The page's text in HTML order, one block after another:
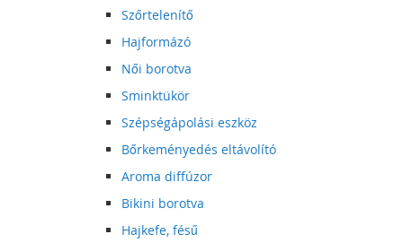
Szőrtelenítő
Hajformázó
Női borotva
Sminktükör
Szépségápolási eszköz
Bőrkeményedés eltávolító
Aroma diffúzor
Bikini borotva
Hajkefe, fésű